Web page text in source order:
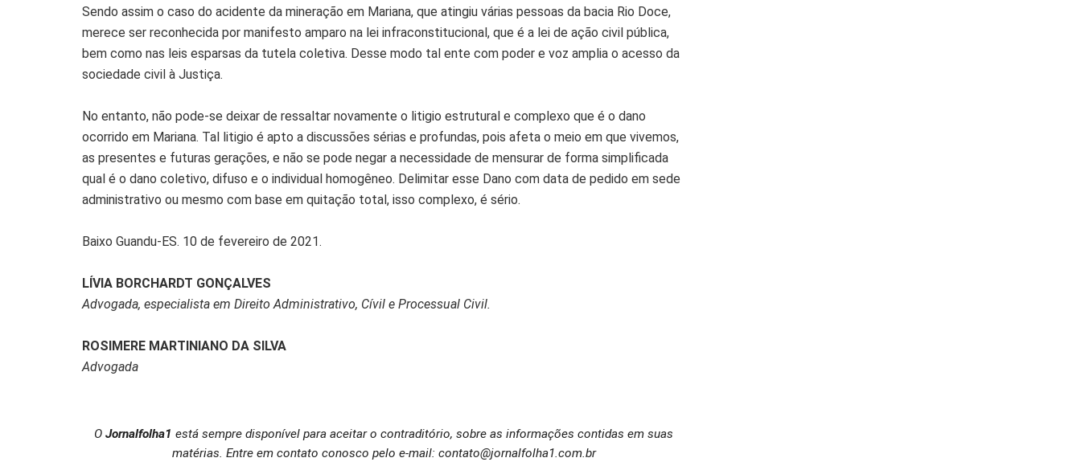
Sendo assim o caso do acidente da mineração em Mariana, que atingiu várias pessoas da bacia Rio Doce,
merece ser reconhecida por manifesto amparo na lei infraconstitucional, que é a lei de ação civil pública,
bem como nas leis esparsas da tutela coletiva. Desse modo tal ente com poder e voz amplia o acesso da
sociedade civil à Justiça.
No entanto, não pode-se deixar de ressaltar novamente o litigio estrutural e complexo que é o dano
ocorrido em Mariana. Tal litigio é apto a discussões sérias e profundas, pois afeta o meio em que vivemos,
as presentes e futuras gerações, e não se pode negar a necessidade de mensurar de forma simplificada
qual é o dano coletivo, difuso e o individual homogêneo. Delimitar esse Dano com data de pedido em sede
administrativo ou mesmo com base em quitação total, isso complexo, é sério.
Baixo Guandu-ES. 10 de fevereiro de 2021.
LÍVIA BORCHARDT GONÇALVES
Advogada, especialista em Direito Administrativo, Cívil e Processual Civil.
ROSIMERE MARTINIANO DA SILVA
Advogada
O Jornalfolha1 está sempre disponível para aceitar o contraditório, sobre as informações contidas em suas
matérias. Entre em contato conosco pelo e-mail: contato@jornalfolha1.com.br